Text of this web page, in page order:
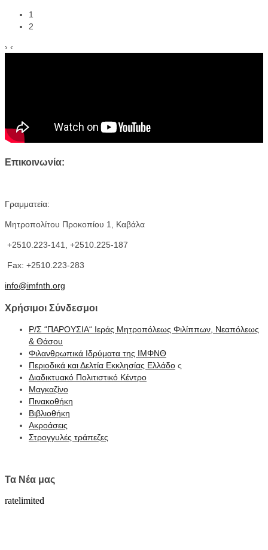
1
2
› ‹
Επικοινωνία:
Γραμματεία:
Μητροπολίτου Προκοπίου 1, Καβάλα
+2510.223-141, +2510.225-187
Fax: +2510.223-283
info@imfnth.org
Χρήσιμοι Σύνδεσμοι
Ρ/Σ “ΠΑΡΟΥΣΙΑ“ Ιεράς Μητροπόλεως Φιλίππων, Νεαπόλεως
& Θάσου
Φιλανθρωπικά Ιδρύματα της ΙΜΦΝΘ
Περιοδικά και Δελτία Εκκλησίας Ελλάδο ς
Διαδικτυακό Πολιτιστικό Κέντρο
Μαγκαζίνο
Πινακοθήκη
Βιβλιοθήκη
Ακροάσεις
Στρογγυλές τράπεζες
Τα Νέα μας